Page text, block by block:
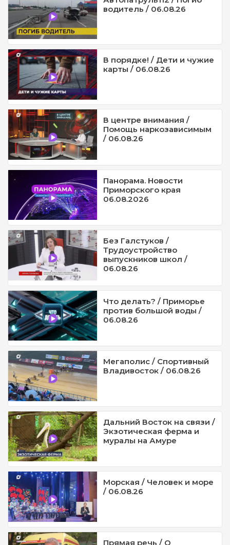
водитель / 06.08.26
В порядке! / Дети и чужие
карты / 06.08.26
В центре внимания /
Помощь наркозависимым
/ 06.08.26
Панорама. Новости
Приморского края
06.08.2026
Без Галстуков /
Трудоустройство
выпускников школ /
06.08.26
Что делать? / Приморье
против большой воды /
06.08.26
Мегаполис / Спортивный
Владивосток / 06.08.26
Дальний Восток на связи /
Экзотическая ферма и
муралы на Амуре
Морская / Человек и море
/ 06.08.26
Прямая речь / О